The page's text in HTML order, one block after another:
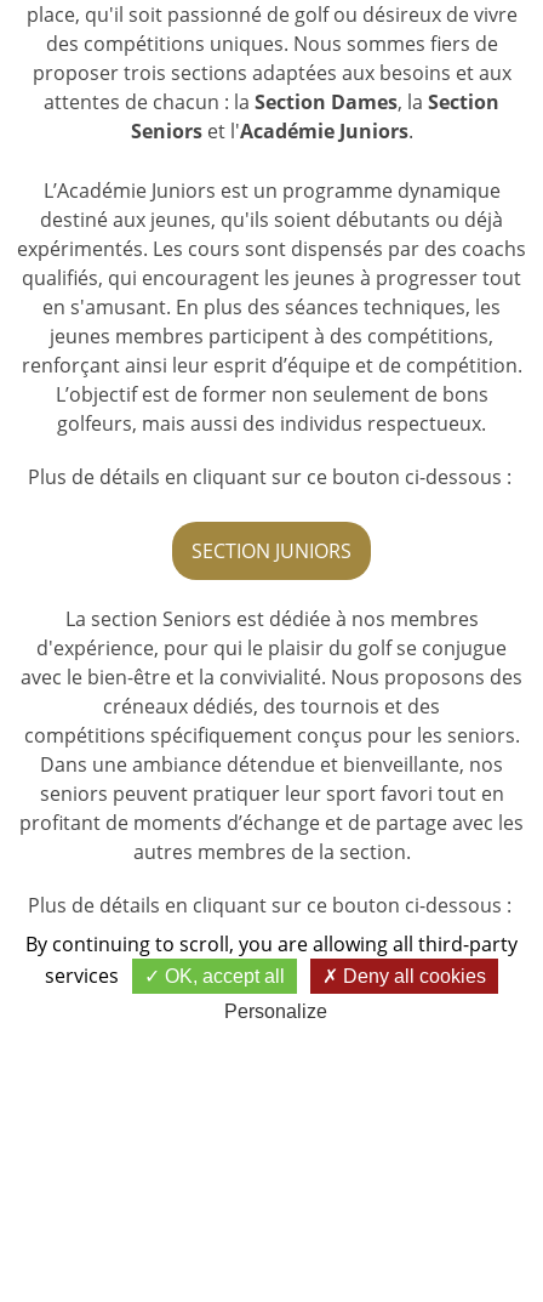
place, qu'il soit passionné de golf ou désireux de vivre
des compétitions uniques. Nous sommes fiers de
proposer trois sections adaptées aux besoins et aux
attentes de chacun : la Section Dames, la Section
Seniorset l'Académie Juniors.
L’Académie Juniors est un programme dynamique
destiné aux jeunes, qu'ils soient débutants ou déjà
expérimentés. Les cours sont dispensés par des coachs
qualifiés, qui encouragent les jeunes à progresser tout
en s'amusant. En plus des séances techniques, les
jeunes membres participent à des compétitions,
renforçant ainsi leur esprit d’équipe et de compétition.
L’objectif est de former non seulement de bons
golfeurs, mais aussi des individus respectueux.
Plus de détails en cliquant sur ce bouton ci-dessous :
SECTION JUNIORS
La section Seniors est dédiée à nos membres
d'expérience, pour qui le plaisir du golf se conjugue
avec le bien-être et la convivialité. Nous proposons des
créneaux dédiés, des tournois et des
compétitions spécifiquement conçus pour les seniors.
Dans une ambiance détendue et bienveillante, nos
seniors peuvent pratiquer leur sport favori tout en
profitant de moments d’échange et de partage avec les
autres membres de la section.
Plus de détails en cliquant sur ce bouton ci-dessous :
SECTION SENIORS
By continuing to scroll, you are allowing all third-party
services
OK, accept all
Deny all cookies
Personalize